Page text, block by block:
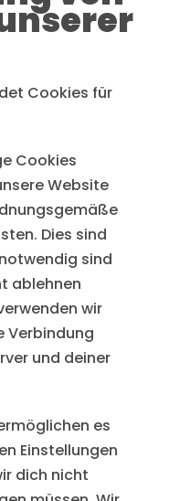
Cookies für
Cookies
Website
Dies sind
sind
ablehnen
wir
Verbindung
und deiner
es
Einstellungen
dich nicht